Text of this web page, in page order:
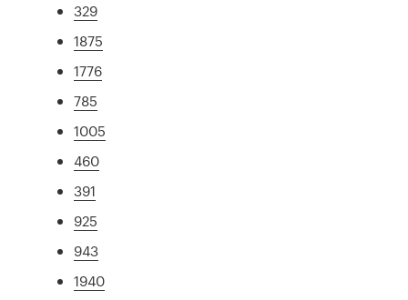
329
1875
1776
785
1005
460
391
925
943
1940